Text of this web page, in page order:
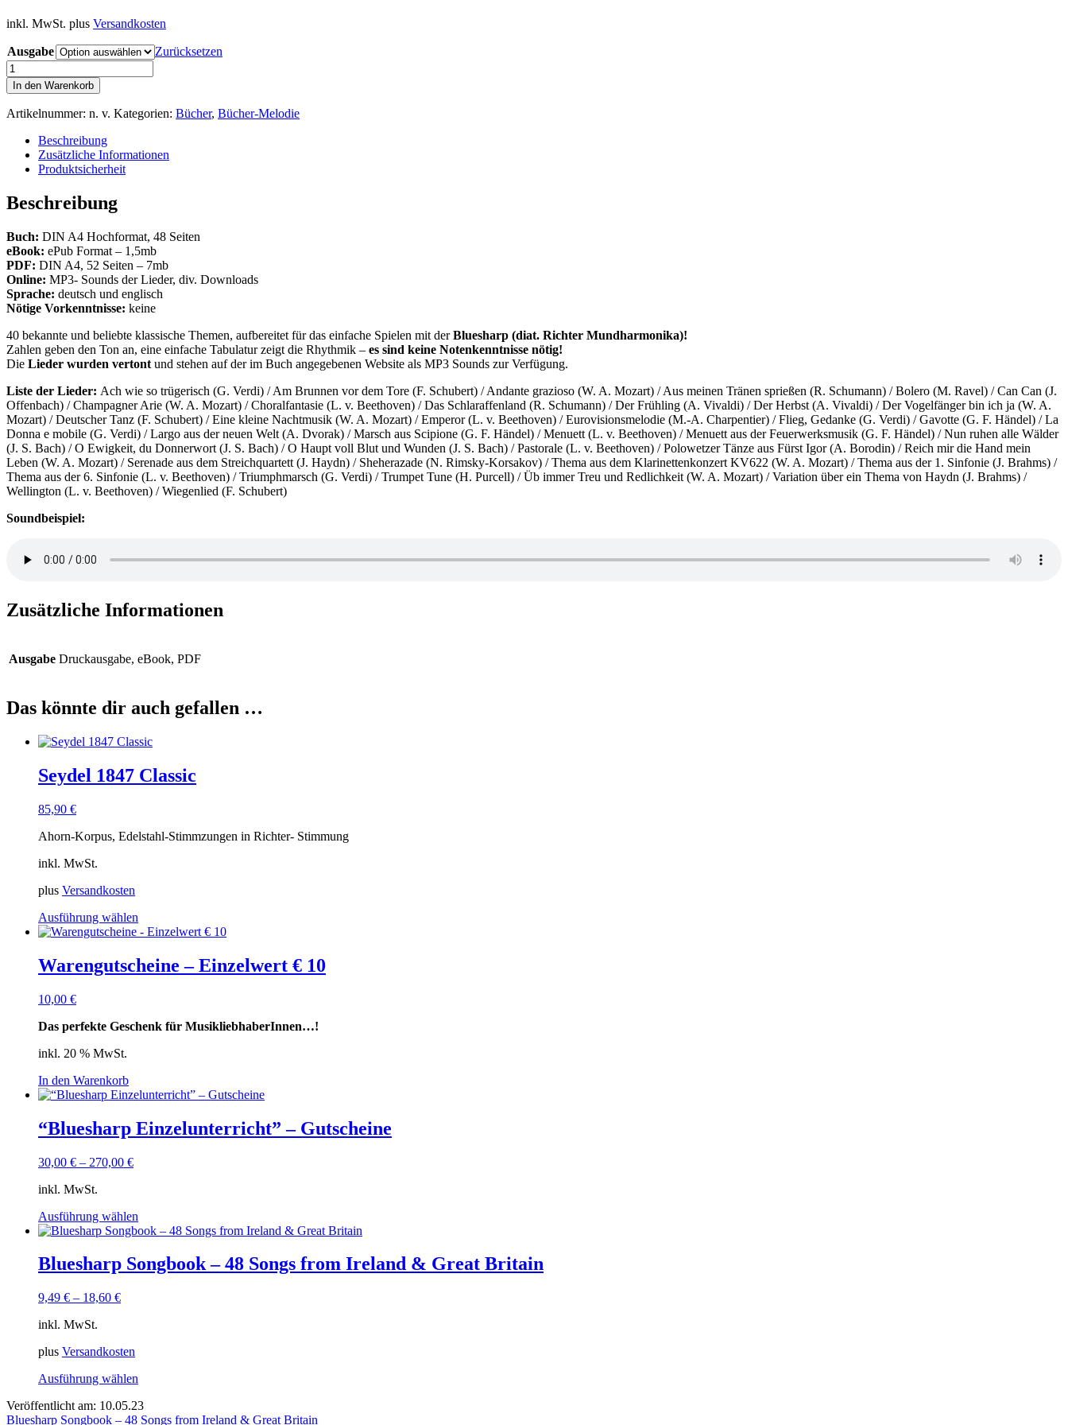
inkl. MwSt. plus Versandkosten
Ausgabe
Zurücksetzen
Bluesharp
Songbook
–
40
Themen
Menge
In den Warenkorb
Artikelnummer: n. v. Kategorien: Bücher, Bücher-Melodie
Beschreibung
Zusätzliche Informationen
Produktsicherheit
Beschreibung
Buch: DIN A4 Hochformat, 48 Seiten
eBook: ePub Format – 1,5mb
PDF: DIN A4, 52 Seiten – 7mb
Online: MP3- Sounds der Lieder, div. Downloads
Sprache: deutsch und englisch
Nötige Vorkenntnisse: keine
40 bekannte und beliebte klassische Themen, aufbereitet für das einfache Spielen mit derBluesharp (diat. Richter Mundharmonika)!
Zahlen geben den Ton an, eine einfache Tabulatur zeigt die Rhythmik – es sind keine Notenkenntnisse nötig!
Die Lieder wurden vertont und stehen auf der im Buch angegebenen Website als MP3 Sounds zur Verfügung.
Liste der Lieder: Ach wie so trügerisch (G. Verdi) / Am Brunnen vor dem Tore (F. Schubert) / Andante grazioso (W. A. Mozart) / Aus meinen Tränen sprießen (R. Schumann) / Bolero (M. Ravel) / Can Can (J.
Offenbach) / Champagner Arie (W. A. Mozart) / Choralfantasie (L. v. Beethoven) / Das Schlaraffenland (R. Schumann) / Der Frühling (A. Vivaldi) / Der Herbst (A. Vivaldi) / Der Vogelfänger bin ich ja (W. A.
Mozart) / Deutscher Tanz (F. Schubert) / Eine kleine Nachtmusik (W. A. Mozart) / Emperor (L. v. Beethoven) / Eurovisionsmelodie (M.-A. Charpentier) / Flieg, Gedanke (G. Verdi) / Gavotte (G. F. Händel) / La
Donna e mobile (G. Verdi) / Largo aus der neuen Welt (A. Dvorak) / Marsch aus Scipione (G. F. Händel) / Menuett (L. v. Beethoven) / Menuett aus der Feuerwerksmusik (G. F. Händel) / Nun ruhen alle Wälder
(J. S. Bach) / O Ewigkeit, du Donnerwort (J. S. Bach) / O Haupt voll Blut und Wunden (J. S. Bach) / Pastorale (L. v. Beethoven) / Polowetzer Tänze aus Fürst Igor (A. Borodin) / Reich mir die Hand mein
Leben (W. A. Mozart) / Serenade aus dem Streichquartett (J. Haydn) / Sheherazade (N. Rimsky-Korsakov) / Thema aus dem Klarinettenkonzert KV622 (W. A. Mozart) / Thema aus der 1. Sinfonie (J. Brahms) /
Thema aus der 6. Sinfonie (L. v. Beethoven) / Triumphmarsch (G. Verdi) / Trumpet Tune (H. Purcell) / Üb immer Treu und Redlichkeit (W. A. Mozart) / Variation über ein Thema von Haydn (J. Brahms) /
Wellington (L. v. Beethoven) / Wiegenlied (F. Schubert)
Soundbeispiel:
Zusätzliche Informationen
Ausgabe Druckausgabe, eBook, PDF
Das könnte dir auch gefallen …
Seydel 1847 Classic
85,90 €
Ahorn-Korpus, Edelstahl-Stimmzungen in Richter- Stimmung
inkl. MwSt.
plus Versandkosten
Ausführung wählen
Produkt
mehrere
Varianten
können
gewählt
werden
Warengutscheine – Einzelwert € 10
10,00 €
Das perfekte Geschenk für MusikliebhaberInnen…!
inkl. 20 % MwSt.
In den Warenkorb
“Bluesharp Einzelunterricht” – Gutscheine
30,00 € – 270,00 €
inkl. MwSt.
Ausführung wählen
Produkt
mehrere
Varianten
gewählt
werden
Bluesharp Songbook – 48 Songs from Ireland & Great Britain
9,49 € – 18,60 €
inkl. MwSt.
plus Versandkosten
Ausführung wählen
weist
mehrere
Veröffentlicht am: 10.05.23
Bluesharp Songbook – 48 Songs from Ireland & Great Britain